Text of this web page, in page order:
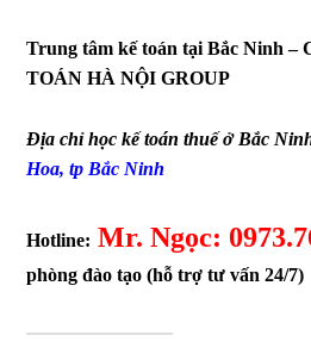
Trung tâm kế toán tại Bắc Ninh –
TOÁN HÀ NỘI GROUP
Địa chỉ học kế toán thuế ở Bắc
Hoa, tp Bắc Ninh
Hotline: Mr. Ngọc:
phòng đào tạo (hỗ trợ tư vấn 24/7)